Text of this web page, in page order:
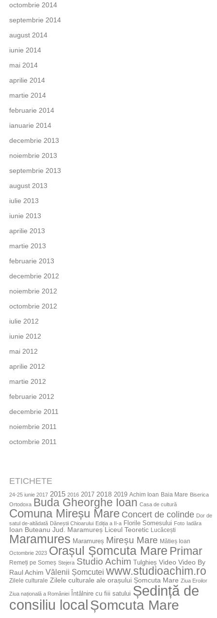
octombrie 2014
septembrie 2014
august 2014
iunie 2014
mai 2014
aprilie 2014
martie 2014
februarie 2014
ianuarie 2014
decembrie 2013
noiembrie 2013
septembrie 2013
august 2013
iulie 2013
iunie 2013
aprilie 2013
martie 2013
februarie 2013
decembrie 2012
noiembrie 2012
octombrie 2012
iulie 2012
iunie 2012
mai 2012
aprilie 2012
martie 2012
februarie 2012
decembrie 2011
noiembrie 2011
octombrie 2011
ETICHETE
24-25 iunie 2017 2015 2016 2017 2018 2019 Achim Ioan Baia Mare Biserica
Ortodoxa Buda Gheorghe Ioan Casa de cultură
Comuna Mireșu Mare Concert de colinde Dor de
satul de-altădată Dăneștii Chioarului Ediția a II-a Florile Somesului Foto Iadăra
Ioan Buteanu Jud. Maramureș Liceul Teoretic Lucăcești
Maramures Maramureș Mireșu Mare Mătieș Ioan
Octombrie 2023 Orașul Șomcuta Mare Primar
Remeți pe Someș Stejera Studio Achim Tulghieș Video Video By
Raul Achim Vălenii Șomcutei www.studioachim.ro
Zilele culturale Zilele culturale ale orașului Șomcuta Mare Ziua Eroilor
Ziua națională a României Întâlnire cu fiii satului Ședință de
consiliu localȘomcuta Mare